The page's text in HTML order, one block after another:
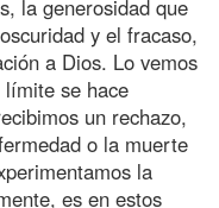
la generosidad que
y el fracaso,
a Dios. Lo vemos
se hace
un rechazo,
o la muerte
la
es en estos